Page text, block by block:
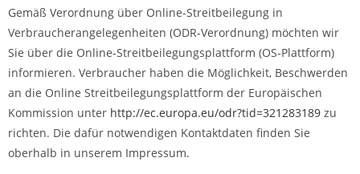
Gemäß Verordnung über Online-Streitbeilegung in
Verbraucherangelegenheiten (ODR-Verordnung) möchten wir
Sie über die Online-Streitbeilegungsplattform (OS-Plattform)
informieren. Verbraucher haben die Möglichkeit, Beschwerden
an die Online Streitbeilegungsplattform der Europäischen
Kommission unter http://ec.europa.eu/odr?tid=321283189 zu
richten. Die dafür notwendigen Kontaktdaten finden Sie
oberhalb in unserem Impressum.